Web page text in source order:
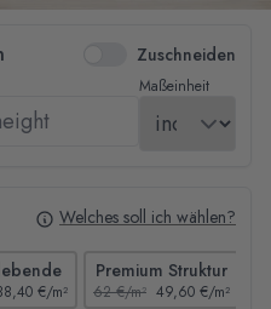
Zuschneiden
Maßeinheit
Welches soll ich wählen?
€/m²
Premium Struktur
62 €/m² 49,60 €/m²